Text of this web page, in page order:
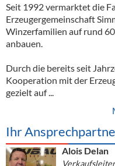
Seit 1992 vermarktet die
Erzeugergemeinschaft
Winzerfamilien auf rund
anbauen.
Durch die bereits seit
Kooperation mit der
gezielt auf ...
Ihr
Alois Delan